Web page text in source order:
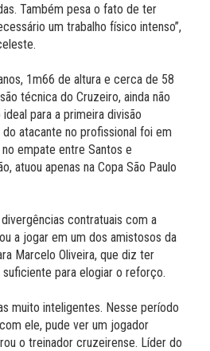
Também pesa o fato de ter
um trabalho físico intenso”,
1m66 de altura e cerca de 58
técnica do Cruzeiro, ainda não
para a primeira divisão
atacante no profissional foi em
empate entre Santos e
atuou apenas na Copa São Paulo
contratuais com a
a jogar em um dos amistosos da
Marcelo Oliveira, que diz ter
para elogiar o reforço.
muito inteligentes. Nesse período
ele, pude ver um jogador
o treinador cruzeirense. Líder do